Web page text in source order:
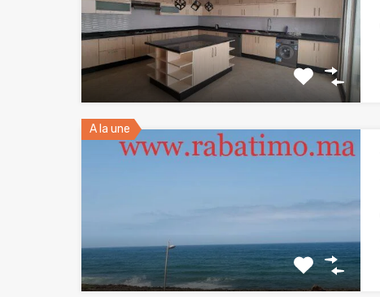
A la une